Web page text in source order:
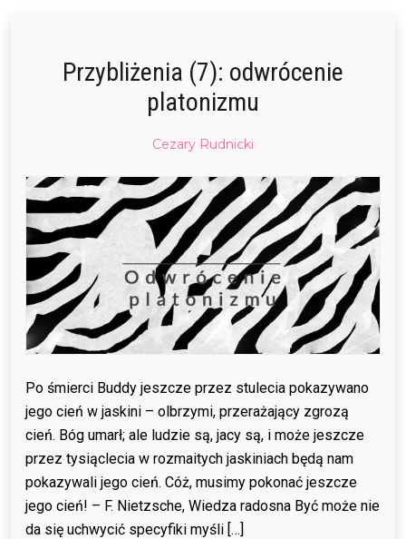
Przybliżenia (7): odwrócenie
platonizmu
Posted
18/06/201713/11/2021
Cezary Rudnicki
Po śmierci Buddy jeszcze przez stulecia pokazywano
jego cień w jaskini – olbrzymi, przerażający zgrozą
cień. Bóg umarł; ale ludzie są, jacy są, i może jeszcze
przez tysiąclecia w rozmaitych jaskiniach będą nam
pokazywali jego cień. Cóż, musimy pokonać jeszcze
jego cień! – F. Nietzsche, Wiedza radosna Być może nie
da się uchwycić specyfiki myśli […]